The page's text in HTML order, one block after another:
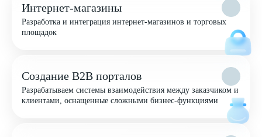
Интернет-магазины
Разработка и интеграция интернет-магазинов и торговых
площадок
Создание B2B порталов
Разрабатываем системы взаимодействия между заказчиком и
клиентами, оснащенные сложными бизнес-функциями